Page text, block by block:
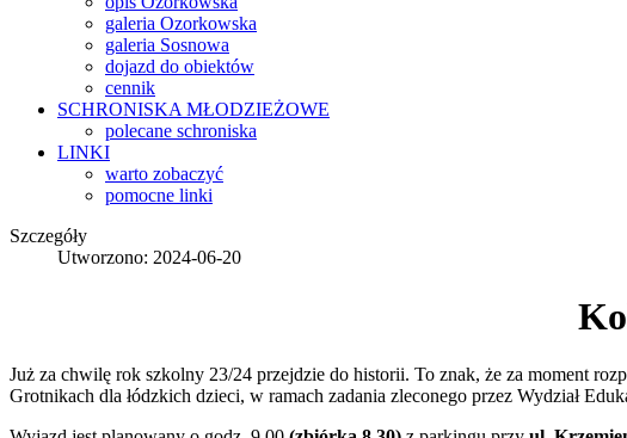
galeria Ozorkowska
galeria Sosnowa
dojazd do obiektów
cennik
SCHRONISKA MŁODZIEŻOWE
polecane schroniska
LINKI
warto zobaczyć
pomocne linki
Szczegóły
Utworzono: 2024-06-20
Już za chwilę rok szkolny 23/24 przejdzie do historii. To znak, że za moment
Grotnikach dla łódzkich dzieci, w ramach zadania zleconego przez Wydział